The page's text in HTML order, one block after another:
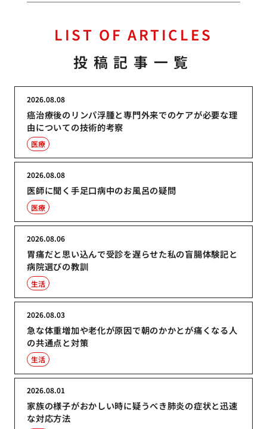
LIST OF ARTICLES
投稿記事一覧
癌治療後のリンパ浮腫と専門外来でのケアが必要な理
由についての技術的考察
2026.08.08
医療
医師に聞く手足口病中のお風呂の疑問
2026.08.08
医療
胃痛だと思い込んで受診を遅らせた私の盲腸体験記と
病院選びの教訓
2026.08.06
生活
急な体重増加や老化が原因で朝のかかとが痛くなる人
の共通点と対策
2026.08.03
生活
家族の様子がおかしい時に疑うべき肺炎の症状と迅速
な対応方法
2026.08.01